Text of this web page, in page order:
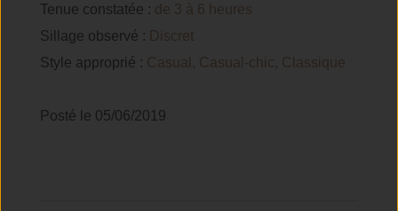
Tenue constatée : de 3 à 6 heures
Sillage observé : Discret
Style approprié : Casual, Casual-chic, Classique
Posté le 05/06/2019